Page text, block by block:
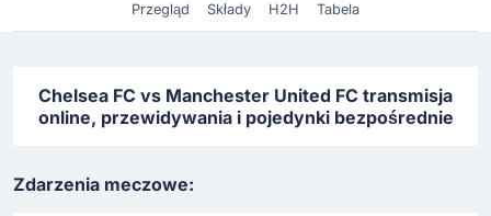
Przegląd Składy H2H Tabela
Chelsea FC vs Manchester United FC transmisja
online, przewidywania i pojedynki bezpośrednie
Zdarzenia meczowe: